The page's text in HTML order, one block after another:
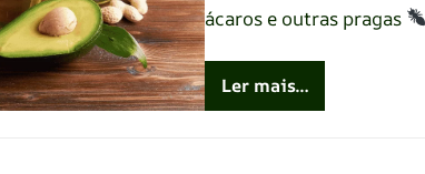
ácaros e outras pragas
Ler mais…